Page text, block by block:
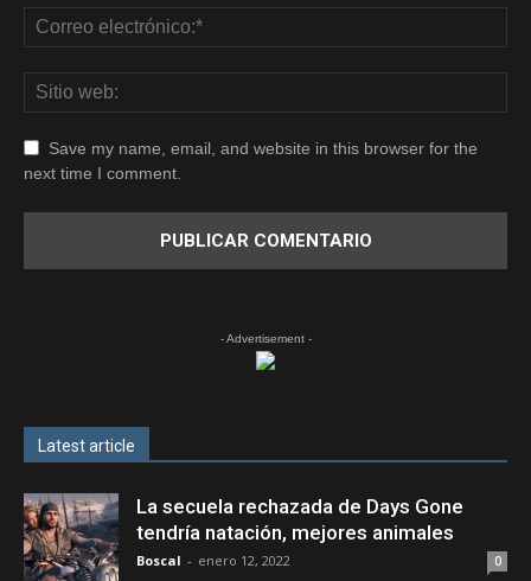
Save my name, email, and website in this browser for the
next time I comment.
- Advertisement -
Latest article
La secuela rechazada de Days Gone
tendría natación, mejores animales
Boscal - enero 12, 2022 0